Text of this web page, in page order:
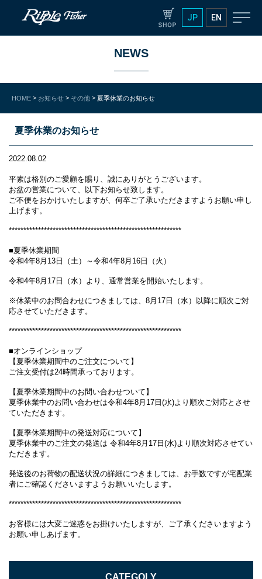
JP EN
NEWS
HOME > お知らせ > その他 > 夏季休業のお知らせ
夏季休業のお知らせ
2022.08.02
平素は格別のご愛顧を賜り、誠にありがとうございます。
お盆の営業について、以下お知らせ致します。
ご不便をおかけいたしますが、何卒ご了承いただきますようお願い申し
上げます。
***********************************************************
■夏季休業期間
令和4年8月13日（土）～令和4年8月16日（火）
令和4年8月17日（水）より、通常営業を開始いたします。
※休業中のお問合わせにつきましては、8月17日（水）以降に順次ご対
応させていただきます。
***********************************************************
■オンラインショップ
【夏季休業期間中のご注文について】
ご注文受付は24時間承っております。
【夏季休業期間中のお問い合わせついて】
夏季休業中のお問い合わせは令和4年8月17日(水)より順次ご対応とさせ
ていただきます。
【夏季休業期間中の発送対応について】
夏季休業中のご注文の発送は 令和4年8月17日(水)より順次対応させてい
ただきます。
発送後のお荷物の配送状況の詳細につきましては、お手数ですが宅配業
者にご確認くださいますようお願いいたします。
***********************************************************
お客様には大変ご迷惑をお掛けいたしますが、ご了承くださいますよう
お願い申しあげます。
CATEGOLY